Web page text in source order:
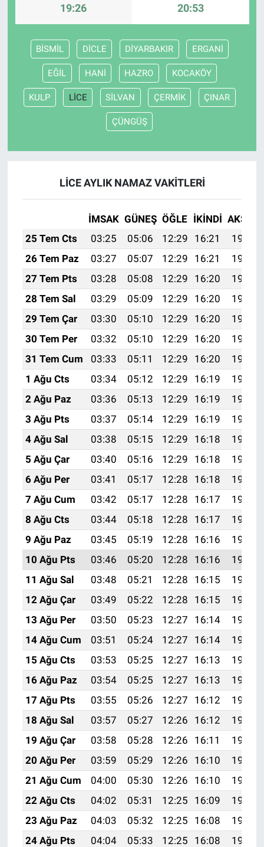
19:26 20:53
BİSMİL DİCLE DİYARBAKIR ERGANİ
EĞİL HANİ HAZRO KOCAKÖY
KULP LİCE SİLVAN ÇERMİK ÇINAR
ÇÜNGÜŞ
LİCE AYLIK NAMAZ VAKITLERI
İMSAK GÜNEŞ ÖĞLE İKINDI AKŞAM
25 Tem Cts
03:25 05:06 12:29 16:21
19:42
26 Tem Paz
03:27 05:07 12:29 16:21
19:41
27 Tem Pts
03:28 05:08 12:29 16:20
19:40
28 Tem Sal
03:29 05:09 12:29 16:20
19:39
29 Tem Çar
03:30 05:10 12:29 16:20
19:38
30 Tem Per
03:32 05:10 12:29 16:20
19:37
31 Tem Cum
03:33 05:11 12:29 16:20
19:37
1 Ağu Cts
03:34 05:12 12:29 16:19
19:36
2 Ağu Paz
03:36 05:13 12:29 16:19
19:35
3 Ağu Pts
03:37 05:14 12:29 16:19
19:34
4 Ağu Sal
03:38 05:15 12:29 16:18
19:32
5 Ağu Çar
03:40 05:16 12:29 16:18
19:31
6 Ağu Per
03:41 05:17 12:28 16:18
19:30
7 Ağu Cum
03:42 05:17 12:28 16:17
19:29
8 Ağu Cts
03:44 05:18 12:28 16:17
19:28
9 Ağu Paz
03:45 05:19 12:28 16:16
19:27
10 Ağu Pts
03:46 05:20 12:28 16:16
19:26
11 Ağu Sal
03:48 05:21 12:28 16:15
19:25
12 Ağu Çar
03:49 05:22 12:28 16:15
19:23
13 Ağu Per
03:50 05:23 12:27 16:14
19:22
14 Ağu Cum
03:51 05:24 12:27 16:14
19:21
15 Ağu Cts
03:53 05:25 12:27 16:13
19:20
16 Ağu Paz
03:54 05:25 12:27 16:13
19:18
17 Ağu Pts
03:55 05:26 12:27 16:12
19:17
18 Ağu Sal
03:57 05:27 12:26 16:12
19:16
19 Ağu Çar
03:58 05:28 12:26 16:11
19:14
20 Ağu Per
03:59 05:29 12:26 16:10
19:13
21 Ağu Cum
04:00 05:30 12:26 16:10
19:12
22 Ağu Cts
04:02 05:31 12:25 16:09
19:10
23 Ağu Paz
04:03 05:32 12:25 16:08
19:09
24 Ağu Pts
04:04 05:33 12:25 16:08
19:07